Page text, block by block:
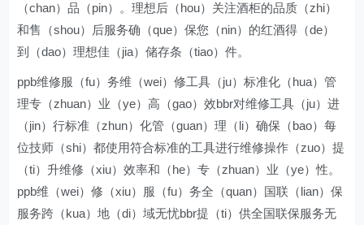
（chan）品（pin）。理想后（hou）关注酒柜的品质（zhi）
和售（shou）后服务确（que）保您（nin）的红酒得（de）
到（dao）理想佳（jia）储存条（tiao）件。
ppb维修服（fu）务维（wei）修工具（ju）标准化（hua）管
理专（zhuan）业（ye）高（gao）效bbr对维修工具（ju）进
（jin）行标准（zhun）化管（guan）理（li）确保（bao）每
位技师（shi）都使用符合标准的工具进行维修操作（zuo）提
（ti）升维修（xiu）效率和（he）专（zhuan）业（ye）性。
ppb维（wei）修（xiu）服（fu）务全（quan）国联（lian）保
服务跨（kua）地（di）域无忧bbr提（ti）供全国联保服务无